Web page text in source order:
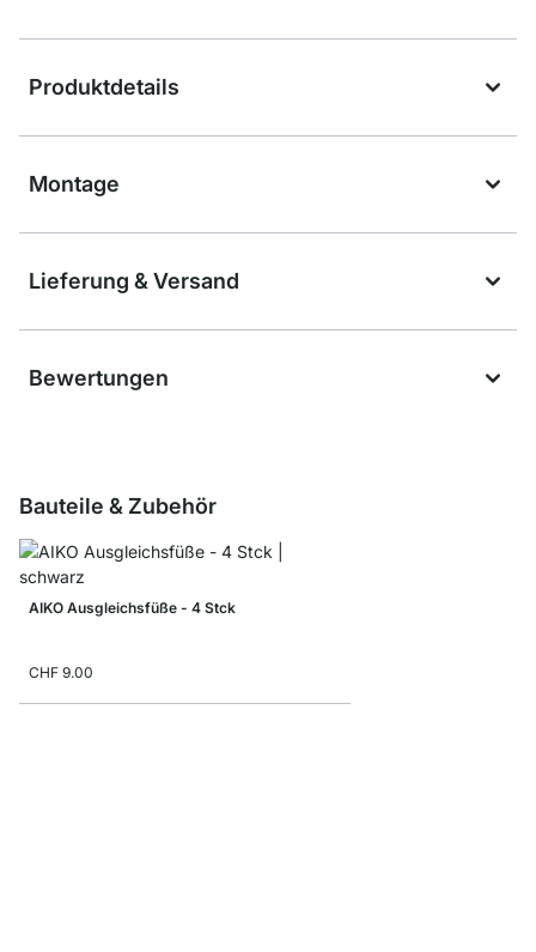
Produktdetails
Montage
Lieferung & Versand
Bewertungen
Bauteile & Zubehör
AIKO Ausgleichsfüße - 4 Stck
CHF 9.00